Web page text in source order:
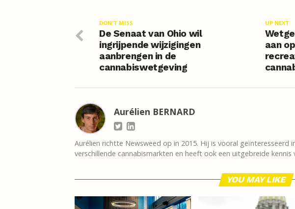
UP NEXT
aan
DON'T MISS
De Senaat van Ohio wil
ingrijpende wijzigingen
aanbrengen in de
cannabiswetgeving
Aurélien BERNARD
Aurélien richtte Newsweed op in 2015. Hij is vooral geïnteresseerd
verschillende cannabismarkten en heeft ook een uitgebreide
YOU MAY LIKE